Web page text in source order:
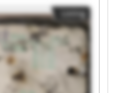
& Medien GmbH TDM
Druck & Medien
GmbH TDM Druck &
& Medien GmbH TDM
Druck & Medien
GmbH TDM Druck &
& Medien GmbH TDM
TDM Druck & Medien
Listing